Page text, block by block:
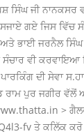
ਸਿੰਘ ਜੀ ਨਾਨਕਸਰ
ਗਏ ਜਿਸ ਵਿੱਚ
ਅਤੇ ਭਾਈ ਜਰਨੈਲ
ਵੀ
ਦੀ ਸੇਵਾ
ਰਾਮ ਪੁਰ ਜਗੀਰ
>
fv ਤੇ ਕਲਿੱਕ